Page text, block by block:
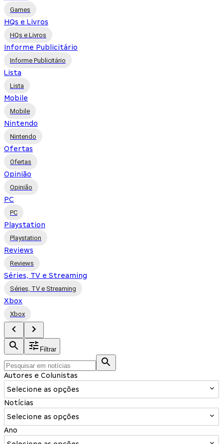
Games
HQs e Livros
HQs e Livros
Informe Publicitário
Informe Publicitário
Lista
Lista
Mobile
Mobile
Nintendo
Nintendo
Ofertas
Ofertas
Opinião
Opinião
PC
PC
Playstation
Playstation
Reviews
Reviews
Séries, TV e Streaming
Séries, TV e Streaming
Xbox
Xbox
Filtrar
Autores e Colunistas
Selecione as opções
Notícias
Selecione as opções
Ano